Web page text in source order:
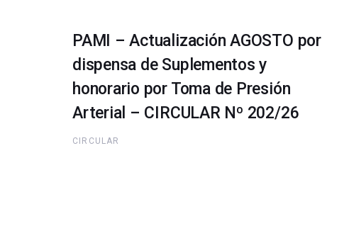
PAMI – Actualización AGOSTO por
dispensa de Suplementos y
honorario por Toma de Presión
Arterial – CIRCULAR Nº 202/26
CIRCULAR